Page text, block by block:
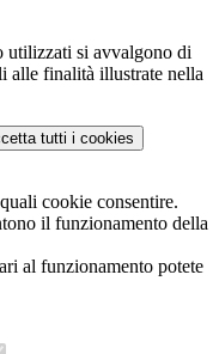
utilizzati si avvalgono di
alle finalità illustrate nella
tutti i cookies
cookie consentire.
il funzionamento della
al funzionamento potete